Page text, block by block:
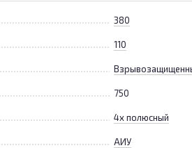
380
110
750
4х полюсный
АИУ